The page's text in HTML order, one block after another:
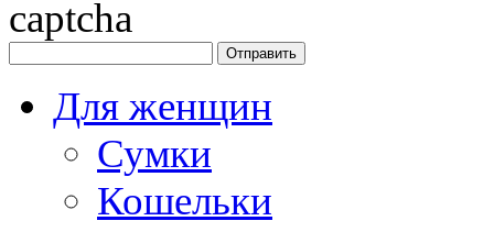
Для женщин
Сумки
Кошельки